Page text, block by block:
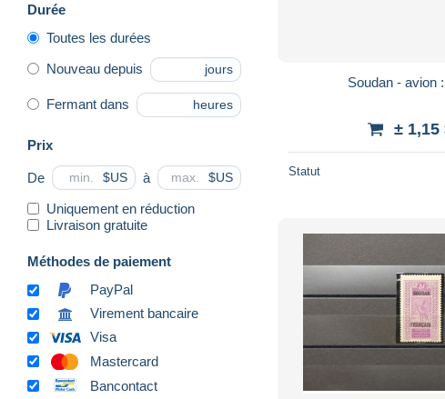
Durée
Toutes les durées
Nouveau depuis jours
Fermant dans heures
Prix
De $US à $US
Uniquement en réduction
Livraison gratuite
Méthodes de paiement
PayPal
Virement bancaire
Visa
Mastercard
Bancontact
± 1,15
Statut